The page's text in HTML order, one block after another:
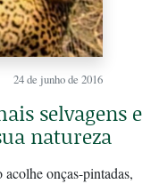
24 de junho de 2016
selvagens e
natureza
onças-pintadas,